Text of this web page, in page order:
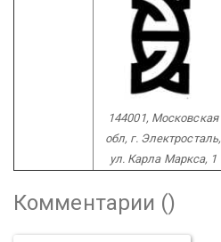
144001, Московская
обл, г. Электросталь,
ул. Карла Маркса, 1
Комментарии ()